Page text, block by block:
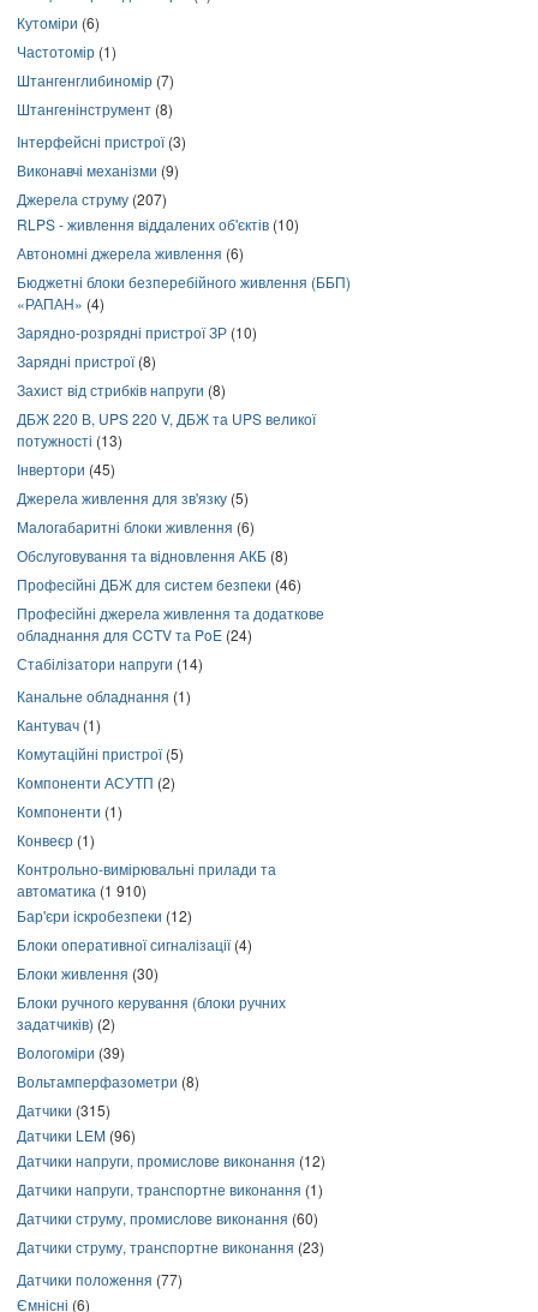
Кутоміри (6)
Частотомір (1)
Штангенглибиномір (7)
Штангенінструмент (8)
Інтерфейсні пристрої(3)
Виконавчі механізми (9)
Джерела струму (207)
RLPS - живлення віддалених об'єктів (10)
Автономні джерела живлення (6)
Бюджетні блоки безперебійного живлення (ББП)
«РАПАН» (4)
Зарядно-розрядні пристрої ЗР (10)
Зарядні пристрої(8)
Захист від стрибків напруги (8)
ДБЖ 220 В, UPS 220 V, ДБЖ та UPS великої
потужності (13)
Інвертори (45)
Джерела живлення для зв'язку (5)
Малогабаритні блоки живлення (6)
Обслуговування та відновлення АКБ (8)
Професійні ДБЖ для систем безпеки (46)
Професійні джерела живлення та додаткове
обладнання для CCTV та PoE (24)
Стабілізатори напруги (14)
Канальне обладнання (1)
Кантувач (1)
Комутаційні пристрої(5)
Компоненти АСУТП (2)
Компоненти (1)
Конвеєр (1)
Контрольно-вимірювальні прилади та
автоматика (1 910)
Бар'єри іскробезпеки (12)
Блоки оперативної сигналізації(4)
Блоки живлення (30)
Блоки ручного керування (блоки ручних
задатчиків) (2)
Вологоміри (39)
Вольтамперфазометри (8)
Датчики (315)
Датчики LEM (96)
Датчики напруги, промислове виконання (12)
Датчики напруги, транспортне виконання (1)
Датчики струму, промислове виконання (60)
Датчики струму, транспортне виконання (23)
Датчики положення (77)
Ємнісні (6)